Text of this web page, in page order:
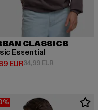
EUR
CLASSICS
Essential
EUR Preis: 18,89 EUR
34,99 EURAktionspreis: